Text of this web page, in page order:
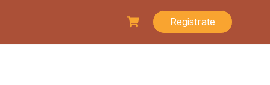
Registrate